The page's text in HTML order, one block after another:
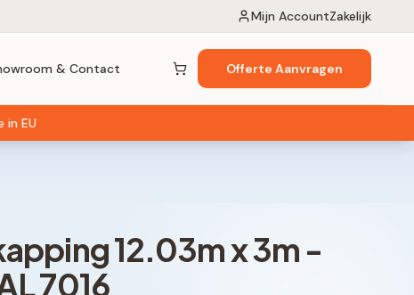
Mijn AccountZakelijk
& Contact Winkelwagen (0items)
Offerte Aanvragen
in EU
12.03m x3m -
7016